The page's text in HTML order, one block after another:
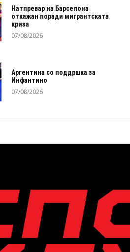
Натпревар на Барселона
откажан поради мигрантската
криза
07/08/2026
Аргентина со поддршка за
Инфантино
07/08/2026